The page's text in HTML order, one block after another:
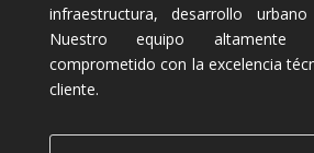
infraestructura, desarrollo
Nuestro equipo altamente
comprometido con la excelencia
cliente.